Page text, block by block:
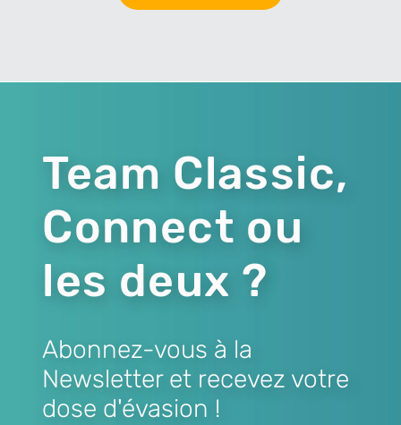
Team Classic,
Connect ou
les deux ?
Abonnez-vous à la
Newsletter et recevez votre
dose d'évasion !